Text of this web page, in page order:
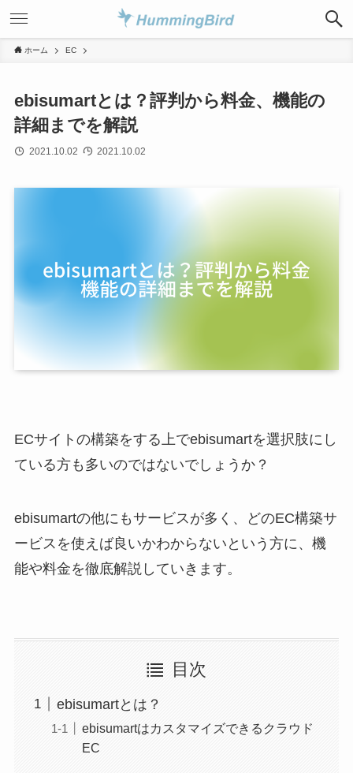
ホーム EC
ebisumartとは？評判から料金、機能の
詳細までを解説
2021.10.02 2021.10.02
ECサイトの構築をする上でebisumartを選択肢にし
ている方も多いのではないでしょうか？
ebisumartの他にもサービスが多く、どのEC構築サ
ービスを使えば良いかわからないという方に、機
能や料金を徹底解説していきます。
目次
ebisumartとは？
ebisumartはカスタマイズできるクラウド
EC